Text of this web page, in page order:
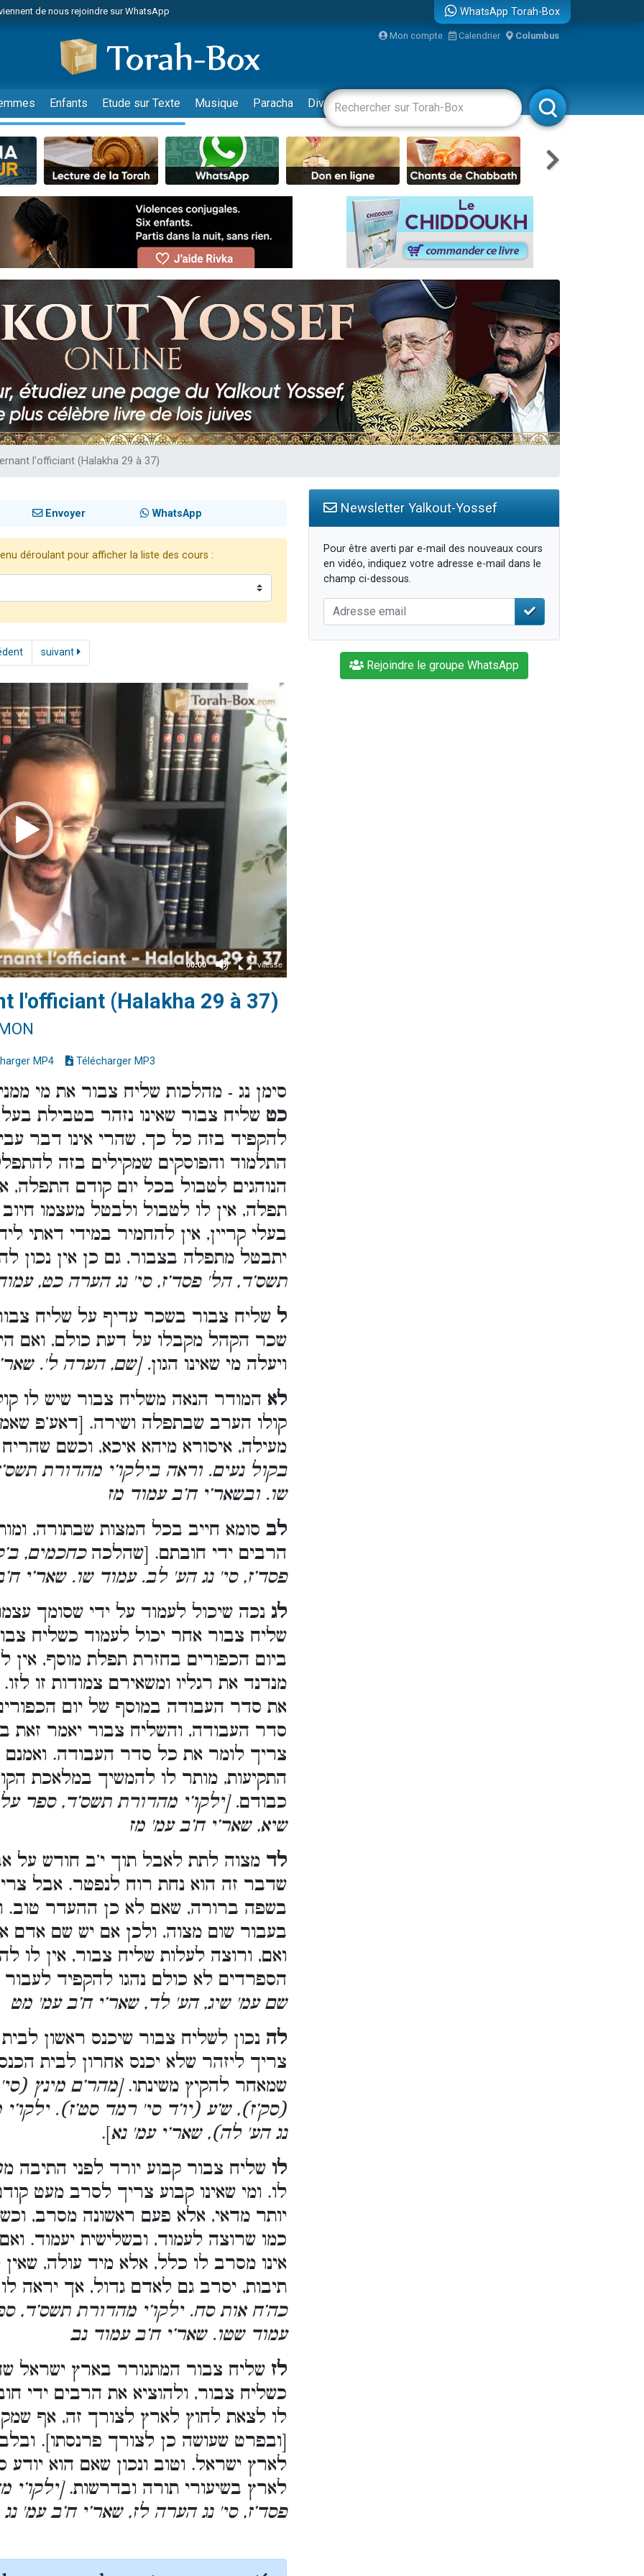
de nous rejoindre sur WhatsApp
musiques dans Torah-Box Music
viennent de faire un don pour Tsédaka : pauvres d'Israel
viennent de faire un don pour Diane, 80 ans, dans un appartement insalubre
radio : Visions de grandeur n°104 : Le Chabbath et le Birkat Hamazone à travers le temps
de demander une bénédiction
viennent de faire un don pour Sauvez la jambe de Yohan
places pour étudier en groupe sur Zoom
son Maasser
de donner son Maasser
viennent de faire un don pour 5 enfants déjà orphelins risquent de perdre leur maman
viennent de faire un don pour Reloger Rivka, 6 enfants, victime de violences...
viennent de demander une bénédiction
places pour étudier en groupe sur Zoom
donner son Maasser
de nous rejoindre sur WhatsApp
de nous rejoindre sur WhatsApp
de donner son Maasser
de nous rejoindre sur WhatsApp
WhatsApp Torah-Box
Mon compte Calendrier Columbus
Enfants Etude sur Texte Musique Paracha Divertissements Livres Rabbanim
l'officiant (Halakha 29 à 37)
Envoyer WhatsApp
déroulant pour afficher la liste des cours :
suivant
l'officiant (Halakha 29 à 37)
MP4 Télécharger MP3
סימן נג - מהלכות שליח צבור את מי
כט שליח צבור שאינו נזהר בטבילת
להקפיד בזה כל כך, שהרי אינו דבר
התלמוד והפוסקים שמקילים בזה
הנוהגים לטבול בכל יום קודם התפלה,
תפלה, אין לו לטבול ולבטל מעצמו
בעלי קריין, אין להחמיר במידי דאתי
יתבטל מתפלה בצבור, גם כן אין נכון
תשס’ד, הל' פסד’ז, סי' נג הערה כט,
ל שליח צבור בשכר עדיף על שליח
שכר הקהל מקבלו על דעת כולם, ואם
ויעלה מי שאינו הגון. [שם, הערה ל'.
לא המודר הנאה משליח צבור שיש לו
קולו הערב שבתפלה ושירה. [דאע’פ
מעילה, איסורא מיהא איכא, וכשם
בקול נעים. וראה בילקו’י מהדורת
שו. ובשאר’י ח’ב עמוד מז
לב סומא חייב בכל המצות שבתורה,
הרבים ידי חובתם. [שהלכהכחכמים,
פסד’ז, סי' נג הע' לב. עמוד שו. שאר’י
לג נכה שיכול לעמוד על ידי שסומך
שליח צבור אחר יכול לעמוד כשליח
ביום הכפורים בחזרת תפלת מוסף, אין
מנדנד את רגליו ומשאירם צמודות זו
את סדר העבודה במוסף של יום
סדר העבודה, והשליח צבור יאמר זאת
צריך לומר את כל סדר העבודה. ואמנם
התקיעות, מותר לו להמשיך במלאכת
כבודם. [ילקו’י מהדורת תשס’ד, ספר
שיא, שאר’י ח’ב עמ' מז
לד מצוה לתת לאבל תוך י’ב חודש על
שדבר זה הוא נחת רוח לנפטר. אבל
בשפה ברורה, שאם לא כן ההעדר טוב.
בעבור שום מצוה, ולכן אם יש שם אדם
ואם, ורוצה לעלות שליח צבור, אין לו
הספרדים לא כולם נהגו להקפיד
שם עמ' שיג, הע' לד, שאר’י ח’ב עמ' מט
לה נכון לשליח צבור שיכנס ראשון
צריך ליזהר שלא יכנס אחרון לבית
שמאחר להקיץ משינתו.[מהר’ם מינץ
(סק’ז), ש’ע (יו’ד סי' רמד סט’ז).
נג הע' לה), שאר’י עמ' נא].
לו שליח צבור קבוע יורד לפני התיבה
לו. ומי שאינו קבוע צריך לסרב מעט
יותר מדאי, אלא פעם ראשונה מסרב,
כמו שרוצה לעמוד, ובשלישית יעמוד.
אינו מסרב לו כלל, אלא מיד עולה,
תיבות, יסרב גם לאדם גדול, אך יראה
כה’ח אות סח. ילקו’י מהדורת תשס’ד,
עמוד שטו. שאר’י ח’ב עמוד נב
לז שליח צבור המתגורר בארץ ישראל
כשליח צבור, ולהוציא את הרבים ידי
לו לצאת לחוץ לארץ לצורך זה, אף
[ובפרט שעושה כן לצורך פרנסתו].
לארץ ישראל. וטוב ונכון שאם הוא
לארץ בשיעורי תורה ובדרשות.
פסד’ז, סי' נג הערה לז, שאר’י ח’ב עמ' נג
Newsletter Yalkout-Yossef
Pour être averti par e-mail des nouveaux cours
en vidéo, indiquez votre adresse e-mail dans le
champ ci-dessous.
Rejoindre le groupe WhatsApp